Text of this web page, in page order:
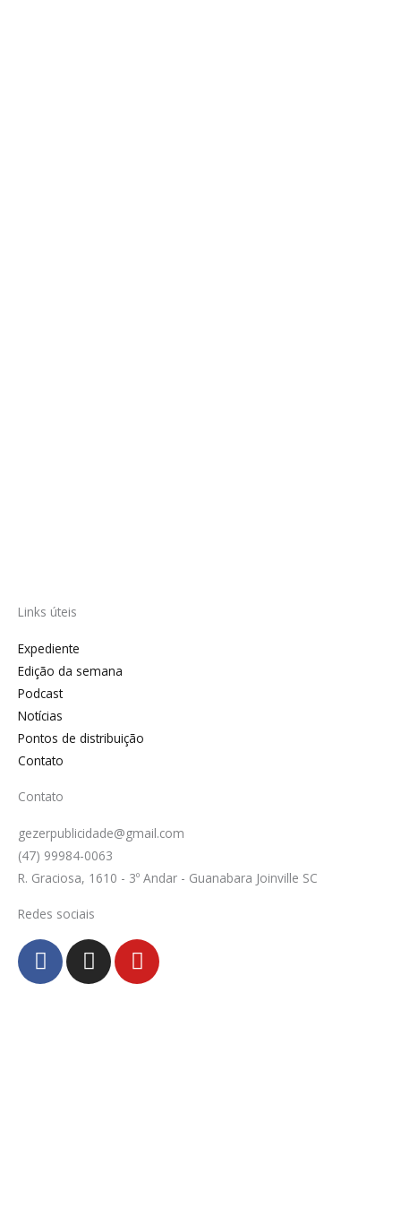
Links úteis
Expediente
Edição da semana
Podcast
Notícias
Pontos de distribuição
Contato
Contato
gezerpublicidade@gmail.com
(47) 99984-0063
R. Graciosa, 1610 - 3º Andar - Guanabara Joinville SC
Redes sociais
F
a
c
I
n
s
Y
o
u